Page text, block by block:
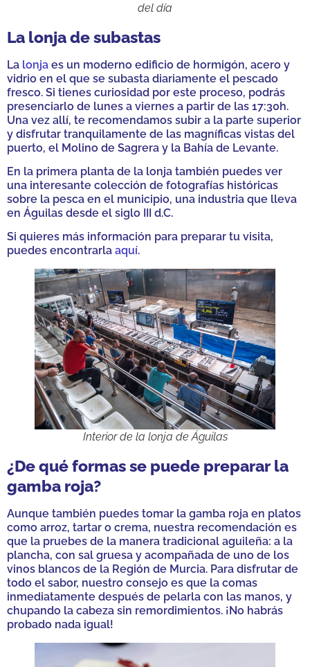
del día
La lonja de subastas
La lonja es un moderno edificio de hormigón, acero y
vidrio en el que se subasta diariamente el pescado
fresco. Si tienes curiosidad por este proceso, podrás
presenciarlo de lunes a viernes a partir de las 17:30h.
Una vez allí, te recomendamos subir a la parte superior
y disfrutar tranquilamente de las magníficas vistas del
puerto, el Molino de Sagrera y la Bahía de Levante.
En la primera planta de la lonja también puedes ver
una interesante colección de fotografías históricas
sobre la pesca en el municipio, una industria que lleva
en Águilas desde el siglo III d.C.
Si quieres más información para preparar tu visita,
puedes encontrarla aquí.
Interior de la lonja de Águilas
¿De qué formas se puede preparar la
gamba roja?
Aunque también puedes tomar la gamba roja en platos
como arroz, tartar o crema, nuestra recomendación es
que la pruebes de la manera tradicional aguileña: a la
plancha, con sal gruesa y acompañada de uno de los
vinos blancos de la Región de Murcia. Para disfrutar de
todo el sabor, nuestro consejo es que la comas
inmediatamente después de pelarla con las manos, y
chupando la cabeza sin remordimientos. ¡No habrás
probado nada igual!